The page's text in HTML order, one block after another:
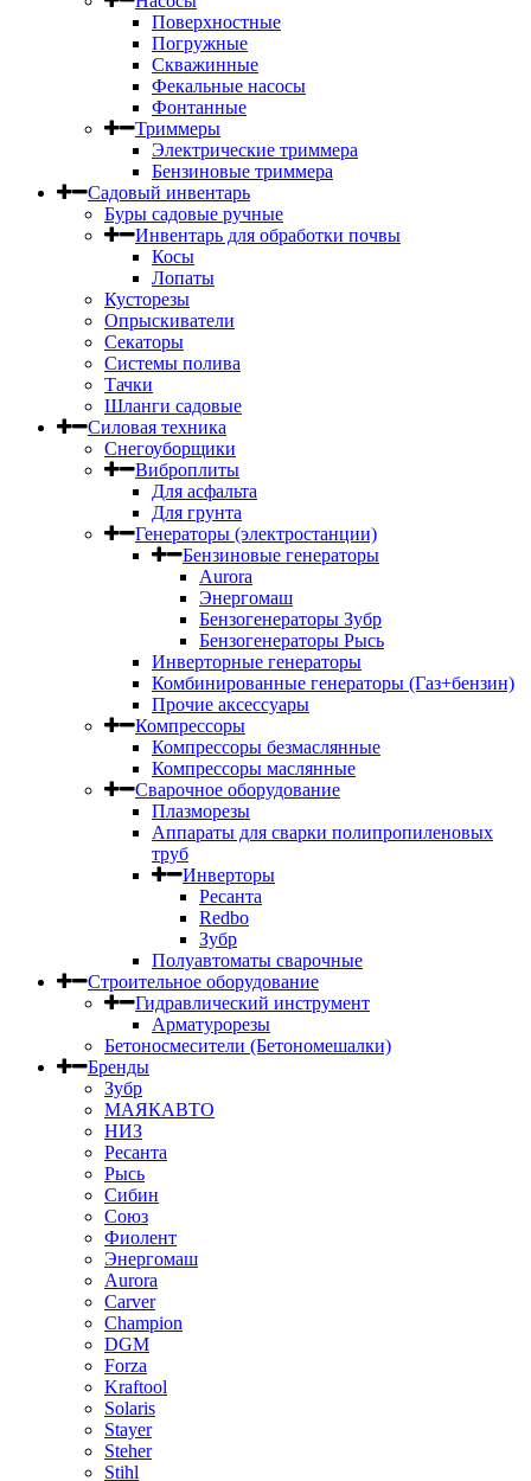
Поверхностные
Погружные
Скважинные
Фекальные насосы
Фонтанные
Триммеры
Электрические триммера
Бензиновые триммера
Садовый инвентарь
Буры садовые ручные
Инвентарь для обработки почвы
Косы
Лопаты
Кусторезы
Опрыскиватели
Секаторы
Системы полива
Тачки
Шланги садовые
Силовая техника
Снегоуборщики
Виброплиты
Для асфальта
Для грунта
Генераторы (электростанции)
Бензиновые генераторы
Aurora
Энергомаш
Бензогенераторы Зубр
Бензогенераторы Рысь
Инверторные генераторы
Комбинированные генераторы (Газ+бензин)
Прочие аксессуары
Компрессоры
Компрессоры безмаслянные
Компрессоры маслянные
Сварочное оборудование
Плазморезы
Аппараты для сварки полипропиленовых
труб
Инверторы
Ресанта
Redbo
Зубр
Полуавтоматы сварочные
Строительное оборудование
Гидравлический инструмент
Арматурорезы
Бетоносмесители (Бетономешалки)
Бренды
Зубр
МАЯКАВТО
НИЗ
Ресанта
Рысь
Сибин
Союз
Фиолент
Энергомаш
Aurora
Carver
Champion
DGM
Forza
Kraftool
Solaris
Stayer
Steher
Stihl